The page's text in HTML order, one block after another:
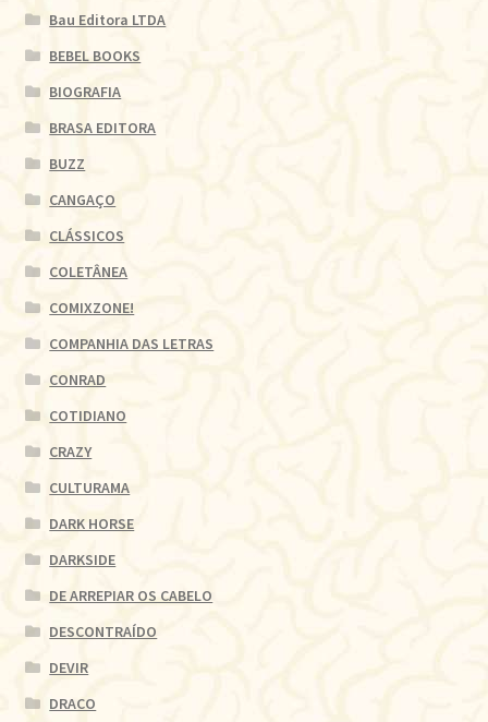
Bau Editora LTDA
BEBEL BOOKS
BIOGRAFIA
BRASA EDITORA
BUZZ
CANGAÇO
CLÁSSICOS
COLETÂNEA
COMIXZONE!
COMPANHIA DAS LETRAS
CONRAD
COTIDIANO
CRAZY
CULTURAMA
DARK HORSE
DARKSIDE
DE ARREPIAR OS CABELO
DESCONTRAÍDO
DEVIR
DRACO